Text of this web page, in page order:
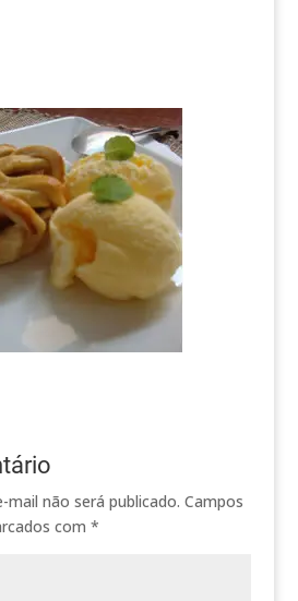
mail não será publicado. Campos
com *